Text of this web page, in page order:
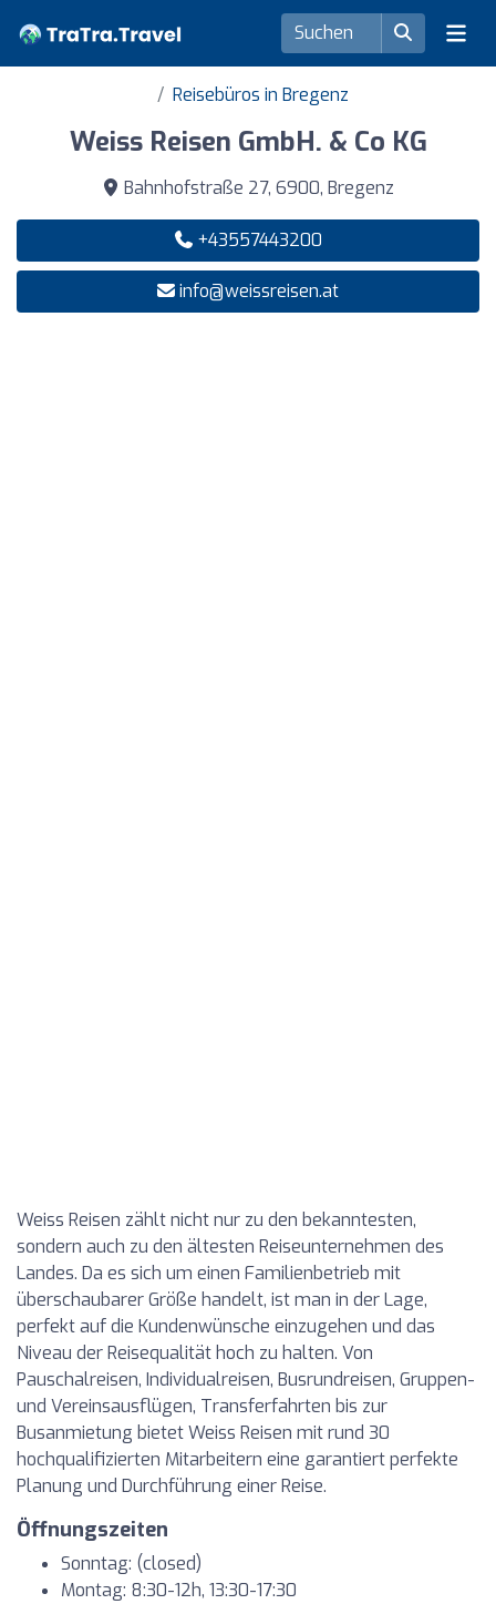
Reisebüros in Bregenz
Weiss Reisen GmbH. & Co KG
Bahnhofstraße 27, 6900, Bregenz
+43557443200
info@weissreisen.at
Weiss Reisen zählt nicht nur zu den bekanntesten,
sondern auch zu den ältesten Reiseunternehmen des
Landes. Da es sich um einen Familienbetrieb mit
überschaubarer Größe handelt, ist man in der Lage,
perfekt auf die Kundenwünsche einzugehen und das
Niveau der Reisequalität hoch zu halten. Von
Pauschalreisen, Individualreisen, Busrundreisen, Gruppen-
und Vereinsausflügen, Transferfahrten bis zur
Busanmietung bietet Weiss Reisen mit rund 30
hochqualifizierten Mitarbeitern eine garantiert perfekte
Planung und Durchführung einer Reise.
Öffnungszeiten
Sonntag: (closed)
Montag: 8:30-12h, 13:30-17:30